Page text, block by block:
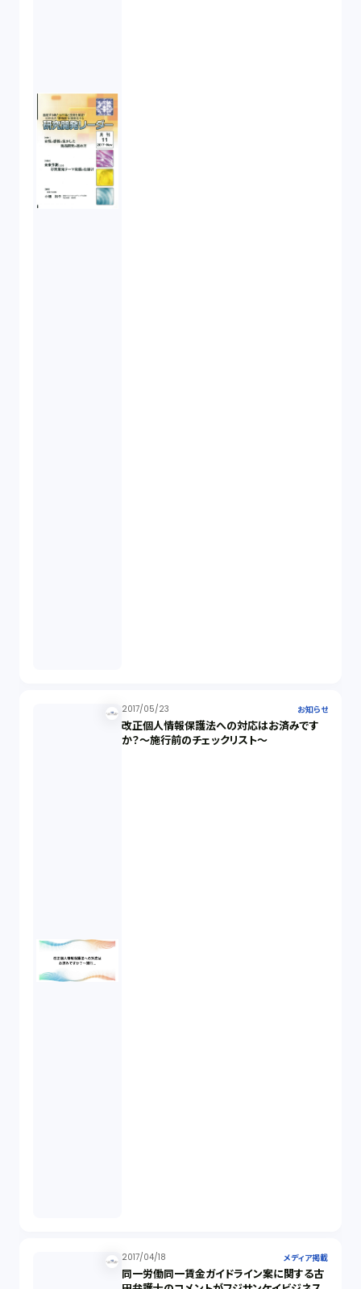
2017/05/23 お知らせ
改正個人情報保護法への対応はお済みです
か？～施行前のチェックリスト～
2017/04/18 メディア掲載
同一労働同一賃金ガイドライン案に関する古